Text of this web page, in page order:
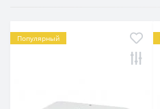
Популярный